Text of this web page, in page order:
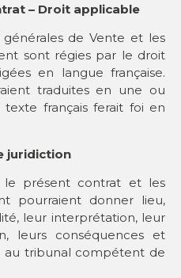
– Droit applicable
de Vente et les
sont régies par le droit
en langue française.
traduites en une ou
texte français ferait foi en
juridiction
le présent contrat et les
pourraient donner lieu,
leur interprétation, leur
leurs conséquences et
au tribunal compétent de